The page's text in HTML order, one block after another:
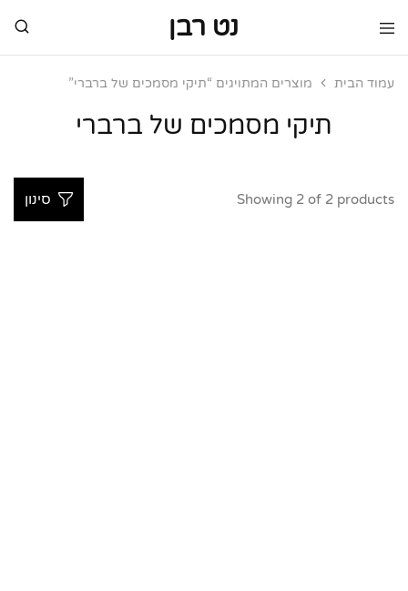
נט רבן
נט
מותגי
מותגי
עמוד הבית מוצרים המתויגים “תיקי מסמכים של ברברי”
תיקי מסמכים של ברברי
Showing 2 of 2 products